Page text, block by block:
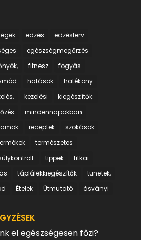
edzés
edzésterv
egészségmegőrzés
fitnesz
fogyás
hatások
hatékony
kezelési
kiegészítők:
mindennapokban
receptek
szokások
természetes
tippek
titkai
táplálékkiegészítők
tünetek,
Ételek Útmutató
ásványi
el egészségesen főzi?